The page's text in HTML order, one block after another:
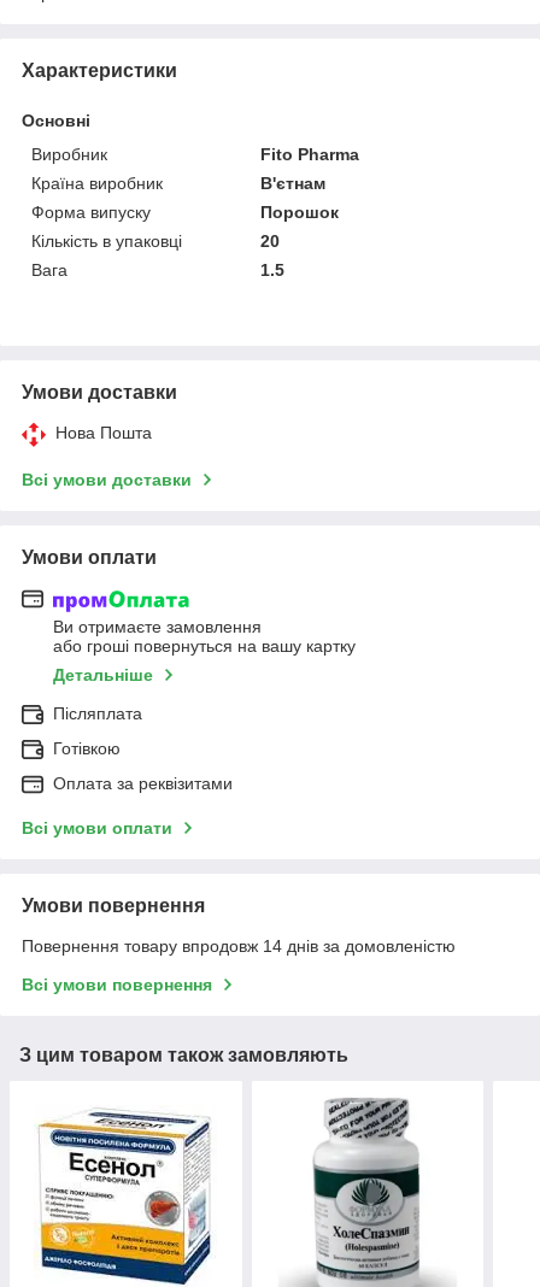
Характеристики
Основні
Виробник
Fito Pharma
Країна виробник
В'єтнам
Форма випуску
Порошок
Кількість в упаковці
20
Вага
1.5
Умови доставки
Нова Пошта
Всі умови доставки
Умови оплати
Ви отримаєте замовлення
або гроші повернуться на вашу картку
Детальніше
Післяплата
Готівкою
Оплата за реквізитами
Всі умови оплати
Умови повернення
Повернення товару впродовж 14 днів за домовленістю
Всі умови повернення
З цим товаром також замовляють